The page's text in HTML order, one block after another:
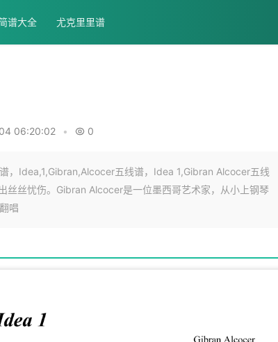
谱大全 尤克里里谱
06:20:02 • 0
，Idea,1,Gibran,Alcocer五线谱，Idea 1,Gibran Alcocer五线
丝忧伤。Gibran Alcocer是一位墨西哥艺术家，从小上钢琴
唱